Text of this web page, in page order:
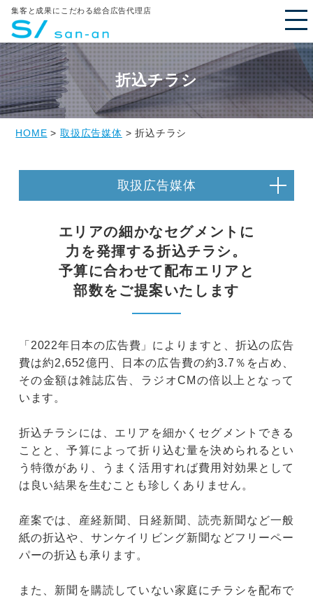
集客と成果にこだわる総合広告代理店
折込チラシ
HOME >取扱広告媒体 > 折込チラシ
取扱広告媒体
エリアの細かなセグメントに
力を発揮する折込チラシ。
予算に合わせて配布エリアと
部数をご提案いたします
「2022年日本の広告費」によりますと、折込の広告
費は約2,652億円、日本の広告費の約3.7％を占め、
その金額は雑誌広告、ラジオCMの倍以上となって
います。
折込チラシには、エリアを細かくセグメントできる
ことと、予算によって折り込む量を決められるとい
う特徴があり、うまく活用すれば費用対効果として
は良い結果を生むことも珍しくありません。
産案では、産経新聞、日経新聞、読売新聞など一般
紙の折込や、サンケイリビング新聞などフリーペー
パーの折込も承ります。
また、新聞を購読していない家庭にチラシを配布で